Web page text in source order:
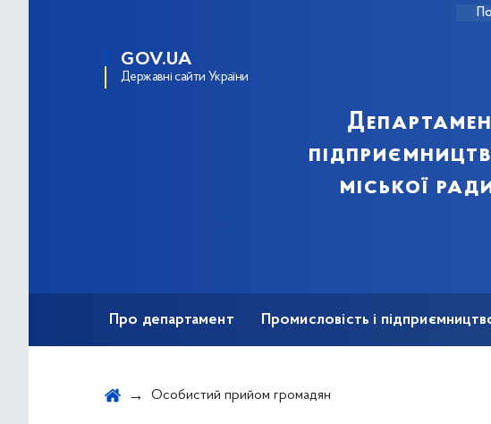
GOV.UA
Державні сайти України
міської
Про департамент Промисловість і
Особистий прийом громадян